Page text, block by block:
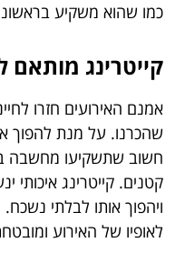
כמו שהוא משקיע
קייטרינג מותאם
אמנם האירועים חזרו
שהכרנו. על מנת להפוך
חשוב שתשקיעו מחשבה
קטנים. קייטרינג
ויהפוך אותו לבלתי
לאופיו של האירוע